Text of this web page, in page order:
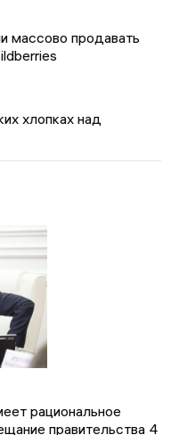
массово продавать
хлопках над
рациональное
правительства 4